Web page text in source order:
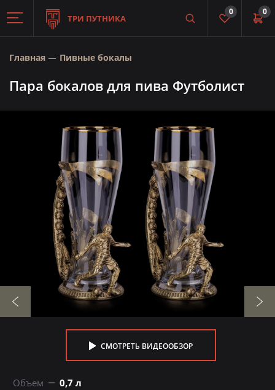
ТРИ ПУТНИКА
0
0
Главная Пивные бокалы
Пара бокалов для пива Футболист
СМОТРЕТЬ ВИДЕООБЗОР
Объем
0,7 л